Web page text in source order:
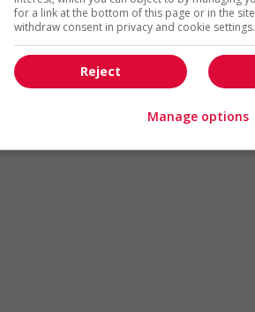
Droit
Marketing / Communication
Tourisme / Hôtellerie
for a link at the bottom of this page or in the
withdraw consent in privacy and cookie settings.
Reject
Manage options